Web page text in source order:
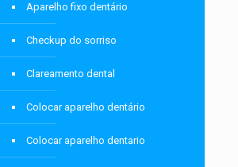
Aparelho fixo dentário
Checkup do sorriso
Clareamento dental
Colocar aparelho dentário
Colocar aparelho dentario